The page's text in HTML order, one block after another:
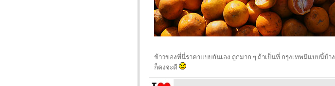
ข้าวของที่นี่ราคาแบบกันเอง ถูกมาก ๆ ถ้าเป็นที่ กรุงเทพมีแบบนี้บ้าง
ก็คงจะดี